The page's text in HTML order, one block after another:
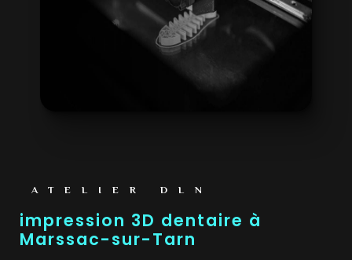
ATELIER DLN
impression 3D dentaire à
Marssac-sur-Tarn